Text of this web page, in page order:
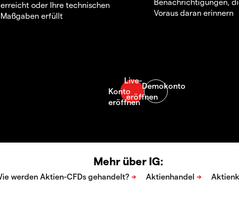
erreicht oder Ihre technischen
Maßgaben erfüllt
Voraus daran erinnern
Mehr über IG: